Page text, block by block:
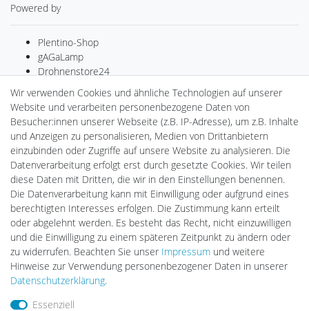
Powered by
Plentino-Shop
gAGaLamp
Drohnenstore24
MeinUSB
Batteriespeicher
PlentiSolar
Gebrauchtlicht
Ledkauf
DEYESOLAR
Lightech Connect
CardanLight Europe
FORTIMO LEDs
LED-RETROSHOP
Wallbox24
Impressum
Wir verwenden Cookies und ähnliche Technologien auf unserer
Website und verarbeiten personenbezogene Daten von
Besucher:innen unserer Webseite (z.B. IP-Adresse), um z.B. Inhalte
und Anzeigen zu personalisieren, Medien von Drittanbietern
einzubinden oder Zugriffe auf unsere Website zu analysieren. Die
Datenverarbeitung erfolgt erst durch gesetzte Cookies. Wir teilen
diese Daten mit Dritten, die wir in den Einstellungen benennen.
Die Datenverarbeitung kann mit Einwilligung oder aufgrund eines
berechtigten Interesses erfolgen. Die Zustimmung kann erteilt
oder abgelehnt werden. Es besteht das Recht, nicht einzuwilligen
und die Einwilligung zu einem späteren Zeitpunkt zu ändern oder
zu widerrufen. Beachten Sie unser Impressum und weitere
Hinweise zur Verwendung personenbezogener Daten in unserer
Daten­schutz­erklärung.
Essenziell